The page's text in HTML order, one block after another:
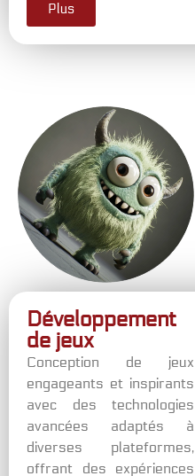
Plus
Développement
de jeux
Conception de jeux
engageants et inspirants
avec des technologies
avancées adaptés à
diverses plateformes,
offrant des expériences